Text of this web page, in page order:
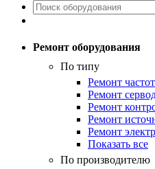
Ремонт оборудования
По типу
Ремонт
Ремонт
Ремонт
Ремонт
Ремонт
Показать все
По производителю